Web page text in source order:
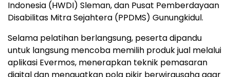
Indonesia (HWDI) Sleman, dan Pusat Pemberdayaan
Disabilitas Mitra Sejahtera (PPDMS) Gunungkidul.
Selama pelatihan berlangsung, peserta dipandu
untuk langsung mencoba memilih produk jual melalui
aplikasi Evermos, menerapkan teknik pemasaran
digital dan menguatkan pola pikir berwirausaha agar